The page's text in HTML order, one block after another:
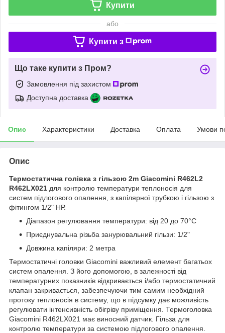
Купити
або
Купити з
Що таке купити з Пром?
Замовлення під захистом
Доступна доставка
Опис Характеристики Доставка Оплата Умови
Опис
Термостатична голівка з гільзою 2m Giacomini R462L2
R462LX021 для контролю температури теплоносія для
систем підлогового опалення, з капілярної трубкою і гільзою з
фітингом 1/2" НР.
Діапазон регулювання температури: від 20 до 70°C
Приєднувальна різьба занурювальний гільзи: 1/2"
Довжина капіляри: 2 метра
Термостатичні головки Giacomini важливий елемент багатьох
систем опалення. З його допомогою, в залежності від
температурних показників відкривається і/або термостатичний
клапан закривається, забезпечуючи тим самим необхідний
протоку теплоносія в систему, що в підсумку дає можливість
регулювати інтенсивність обігріву приміщення. Термоголовка
Giacomini R462LX021 має виносний датчик. Гільза для
контролю температури за системою підлогового опалення.